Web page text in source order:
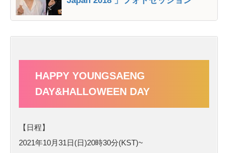
HAPPY YOUNGSAENG
DAY&HALLOWEEN DAY
【日程】
2021年10月31日(日)20時30分(KST)~